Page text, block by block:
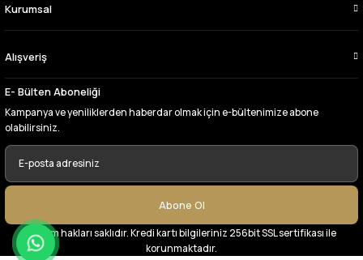
Çok memnun kaldım,teşekkürler
A... Y... | 13/06/2026
Deneyimini Paylaş
Kurumsal
Alışveriş
E- Bülten Aboneliği
Kampanya ve yeniliklerden haberdar olmak için e-bültenimize abone
olabilirsiniz.
Abone Ol
© Tüm hakları saklıdır. Kredi kartı bilgileriniz 256bit SSL sertifikası ile
korunmaktadır.